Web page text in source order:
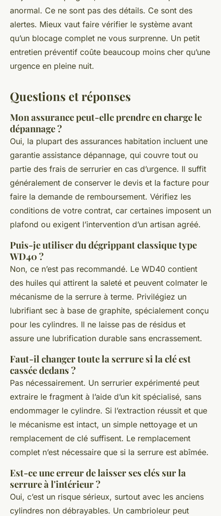
anormal. Ce ne sont pas des détails. Ce sont des
alertes. Mieux vaut faire vérifier le système avant
qu’un blocage complet ne vous surprenne. Un petit
entretien préventif coûte beaucoup moins cher qu’une
urgence en pleine nuit.
Questions et réponses
Mon assurance peut-elle prendre en charge le
dépannage ?
Oui, la plupart des assurances habitation incluent une
garantie assistance dépannage, qui couvre tout ou
partie des frais de serrurier en cas d’urgence. Il suffit
généralement de conserver le devis et la facture pour
faire la demande de remboursement. Vérifiez les
conditions de votre contrat, car certaines imposent un
plafond ou exigent l’intervention d’un artisan agréé.
Puis-je utiliser du dégrippant classique type
WD40 ?
Non, ce n’est pas recommandé. Le WD40 contient
des huiles qui attirent la saleté et peuvent colmater le
mécanisme de la serrure à terme. Privilégiez un
lubrifiant sec à base de graphite, spécialement conçu
pour les cylindres. Il ne laisse pas de résidus et
assure une lubrification durable sans encrassement.
Faut-il changer toute la serrure si la clé est
cassée dedans ?
Pas nécessairement. Un serrurier expérimenté peut
extraire le fragment à l’aide d’un kit spécialisé, sans
endommager le cylindre. Si l’extraction réussit et que
le mécanisme est intact, un simple nettoyage et un
remplacement de clé suffisent. Le remplacement
complet n’est nécessaire que si la serrure est abîmée.
Est-ce une erreur de laisser ses clés sur la
serrure à l'intérieur ?
Oui, c’est un risque sérieux, surtout avec les anciens
cylindres non débrayables. Un cambrioleur peut